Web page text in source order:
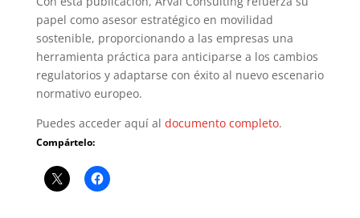
papel como asesor estratégico en movilidad
sostenible, proporcionando a las empresas una
herramienta práctica para anticiparse a los cambios
regulatorios y adaptarse con éxito al nuevo escenario
normativo europeo.
Puedes acceder aquí al documento completo.
Compártelo: